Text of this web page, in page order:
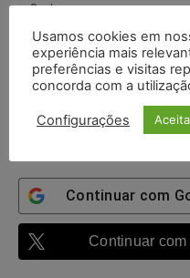
Senha:
Mantenha-me
autenticado
Entrar
Continuar com
Continuar com
Usamos cookies em
experiência mais
preferências e visitas
concorda com a
Configurações